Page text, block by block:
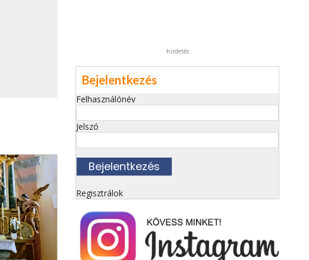
hirdetés
Bejelentkezés
Felhasználónév
Jelszó
Regisztrálok